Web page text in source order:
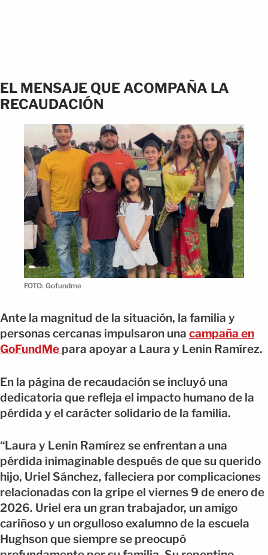
EL MENSAJE QUE ACOMPAÑA LA
RECAUDACIÓN
FOTO: Gofundme
Ante la magnitud de la situación, la familia y
personas cercanas impulsaron una campaña en
GoFundMe para apoyar a Laura y Lenin Ramírez.
En la página de recaudación se incluyó una
dedicatoria que refleja el impacto humano de la
pérdida y el carácter solidario de la familia.
“Laura y Lenin Ramírez se enfrentan a una
pérdida inimaginable después de que su querido
hijo, Uriel Sánchez, falleciera por complicaciones
relacionadas con la gripe el viernes 9 de enero de
2026. Uriel era un gran trabajador, un amigo
cariñoso y un orgulloso exalumno de la escuela
Hughson que siempre se preocupó